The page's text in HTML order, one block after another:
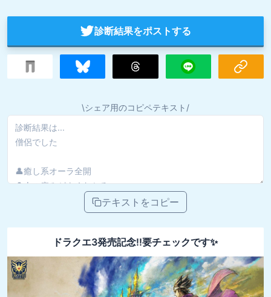
診断結果をポストする
\シェア用のコピペテキスト/
テキストをコピー
ドラクエ3発売記念!!要チェックです✨